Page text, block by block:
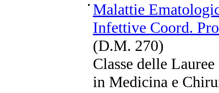
• Malattie
Infettive Coord.
(D.M. 270)
Classe delle
in Medicina e